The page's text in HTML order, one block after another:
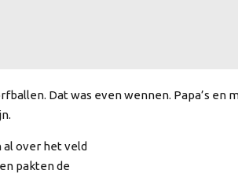
Dat was even wennen. Papa’s
over het veld
pakten de